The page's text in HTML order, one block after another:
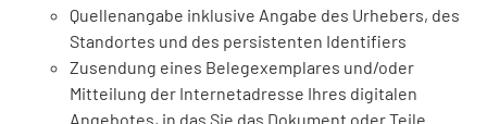
Quellenangabe inklusive Angabe des Urhebers, des
Standortes und des persistenten Identifiers
Zusendung eines Belegexemplares und/oder
Mitteilung der Internetadresse Ihres digitalen
Angebotes, in das Sie das Dokument oder Teile